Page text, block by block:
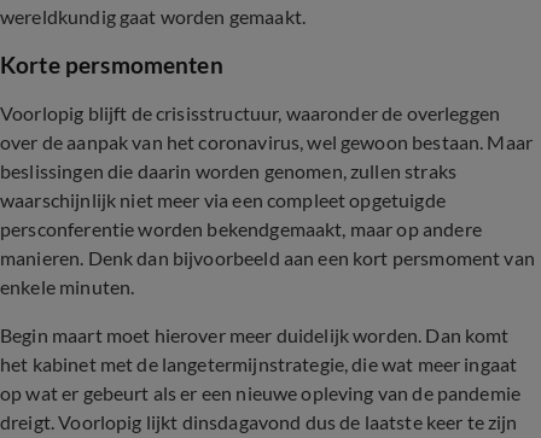
wereldkundig gaat worden gemaakt.
Korte persmomenten
Voorlopig blijft de crisisstructuur, waaronder de overleggen
over de aanpak van het coronavirus, wel gewoon bestaan. Maar
beslissingen die daarin worden genomen, zullen straks
waarschijnlijk niet meer via een compleet opgetuigde
persconferentie worden bekendgemaakt, maar op andere
manieren. Denk dan bijvoorbeeld aan een kort persmoment van
enkele minuten.
Begin maart moet hierover meer duidelijk worden. Dan komt
het kabinet met de langetermijnstrategie, die wat meer ingaat
op wat er gebeurt als er een nieuwe opleving van de pandemie
dreigt. Voorlopig lijkt dinsdagavond dus de laatste keer te zijn